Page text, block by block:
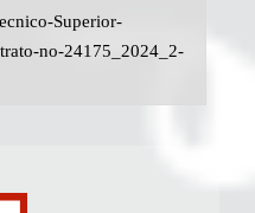
Superior-
no-24175_2024_2-